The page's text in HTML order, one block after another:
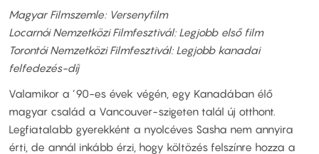
Magyar Filmszemle: Versenyfilm
Locarnói Nemzetközi Filmfesztivál: Legjobb első film
Torontói Nemzetközi Filmfesztivál: Legjobb kanadai
felfedezés-díj
Valamikor a ’90-es évek végén, egy Kanadában élő
magyar család a Vancouver-szigeten talál új otthont.
Legfiatalabb gyerekként a nyolcéves Sasha nem annyira
érti, de annál inkább érzi, hogy költözés felszínre hozza a